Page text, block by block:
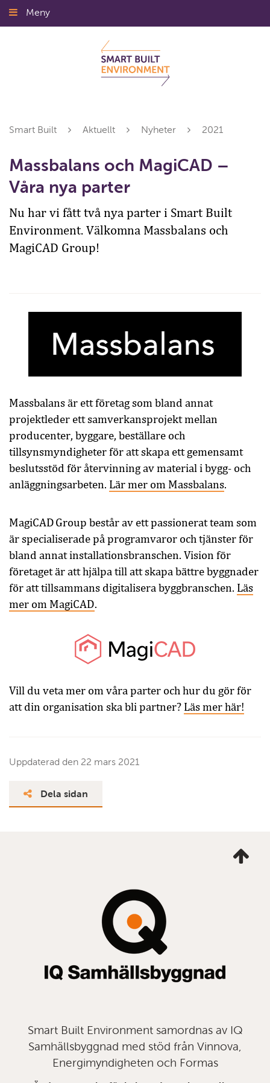
Gå
till
Meny
Smart Built Aktuellt Nyheter 2021
Massbalans och MagiCAD –
Våra nya parter
Nu har vi fått två nya parter i Smart Built
Environment. Välkomna Massbalans och
MagiCAD Group!
Massbalans är ett företag som bland annat
projektleder ett samverkansprojekt mellan
producenter, byggare, beställare och
tillsynsmyndigheter för att skapa ett gemensamt
beslutsstöd för återvinning av material i bygg- och
anläggningsarbeten. Lär mer om Massbalans.
MagiCAD Group består av ett passionerat team som
är specialiserade på programvaror och tjänster för
bland annat installationsbranschen. Vision för
företaget är att hjälpa till att skapa bättre byggnader
för att tillsammans digitalisera byggbranschen. Läs
mer om MagiCAD.
Vill du veta mer om våra parter och hur du gör för
att din organisation ska bli partner? Läs mer här!
Uppdaterad den 22 mars 2021
Dela sidan
mig
Smart Built Environment samordnas av IQ
Samhällsbyggnad med stöd från Vinnova,
Energimyndigheten och Formas